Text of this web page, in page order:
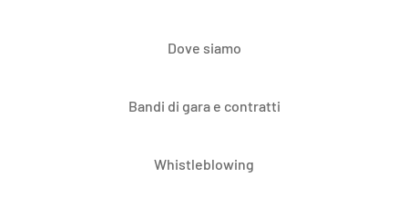
Dove siamo
Bandi di gara e contratti
Whistleblowing